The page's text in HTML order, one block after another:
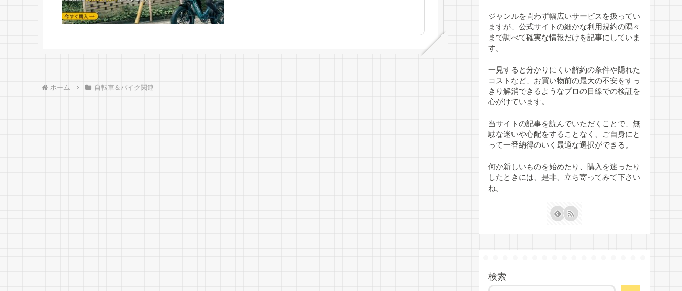
ホーム 自転車＆バイク関連
ジャンルを問わず幅広いサービスを扱ってい
ますが、公式サイトの細かな利用規約の隅々
まで調べて確実な情報だけを記事にしていま
す。
一見すると分かりにくい解約の条件や隠れた
コストなど、お買い物前の最大の不安をすっ
きり解消できるようなプロの目線での検証を
心がけています。
当サイトの記事を読んでいただくことで、無
駄な迷いや心配をすることなく、ご自身にと
って一番納得のいく最適な選択ができる。
何か新しいものを始めたり、購入を迷ったり
したときには、是非、立ち寄ってみて下さい
ね。
検索